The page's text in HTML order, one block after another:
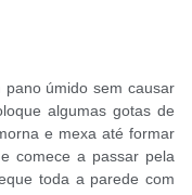
úmido sem causar
algumas gotas de
e mexa até formar
comece a passar pela
toda a parede com